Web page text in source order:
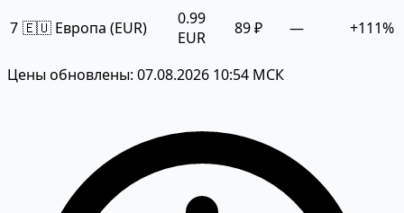
7 🇪🇺 Европа (EUR)
0.99
EUR
89 ₽ — +111%
Цены обновлены: 07.08.2026 10:54 МСК